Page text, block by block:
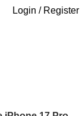
Login / Register